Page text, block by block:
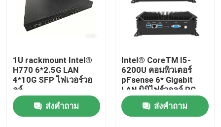
1U rackmount Intel®
H770 6*2.5G LAN
4*10G SFP ไฟเวอร์วอ
ลล์
ส่งคำถาม
Intel® CoreTM I5-
6200U คอมพิวเตอร์
pFsense 6* Gigabit
LAN มินิไฟร์วอลล์ PC
ส่งคำถาม